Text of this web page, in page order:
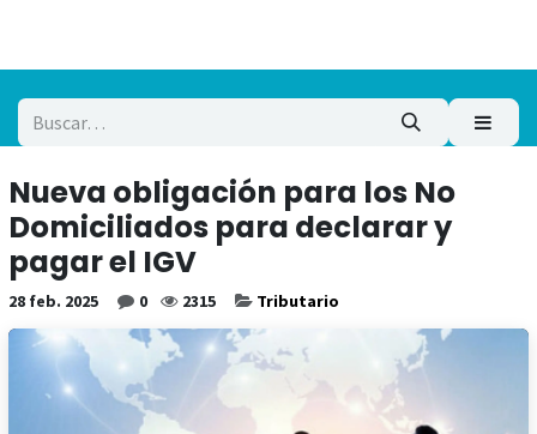
Nueva obligación para los No
Domiciliados para declarar y
pagar el IGV
28 feb. 2025 0 2315 Tributario